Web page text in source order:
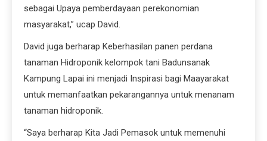
sebagai Upaya pemberdayaan perekonomian
masyarakat,” ucap David.
David juga berharap Keberhasilan panen perdana
tanaman Hidroponik kelompok tani Badunsanak
Kampung Lapai ini menjadi Inspirasi bagi Maayarakat
untuk memanfaatkan pekarangannya untuk menanam
tanaman hidroponik.
“Saya berharap Kita Jadi Pemasok untuk memenuhi